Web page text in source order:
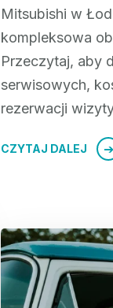
Mitsubishi w
kompleksowa
Przeczytaj, aby
serwisowych,
rezerwacji
CZYTAJ DALEJ